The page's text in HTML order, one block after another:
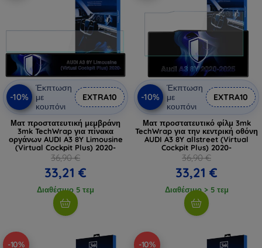
-10%
Έκπτωση
με
κουπόνι
EXTRA10
Ματ προστατευτική μεμβράνη
3mk TechWrap για πίνακα
οργάνων AUDI A3 8Y Limousine
(Virtual Cockpit Plus) 2020-
36,90 €
33,21 €
Διαθέσιμο 5 τεμ
-10%
Έκπτωση
με
κουπόνι
EXTRA10
Ματ προστατευτικό φίλμ 3mk
TechWrap για την κεντρική οθόνη
AUDI A3 8Y allstreet (Virtual
Cockpit Plus) 2020-
36,90 €
33,21 €
Διαθέσιμο > 5 τεμ
-10% -10%